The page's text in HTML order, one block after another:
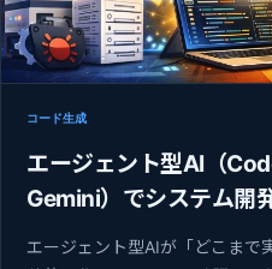
コード生成
エージェント型AI（
Gemini）でシステム開
エージェント型AIが「どこまで